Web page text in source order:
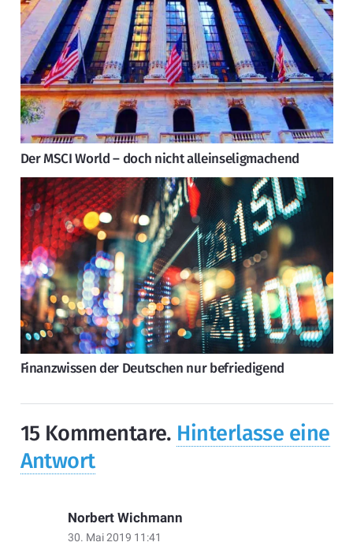
Der MSCI World – doch nicht alleinseligmachend
Finanzwissen der Deutschen nur befriedigend
15 Kommentare. Hinterlasse eine
Antwort
Norbert Wichmann
30. Mai 2019 11:41